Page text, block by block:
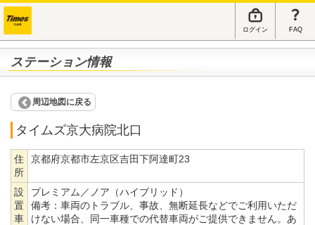
ログイン FAQ
ステーション情報
周辺地図に戻る
タイムズ京大病院北口
住
所
京都府京都市左京区吉田下阿達町23
設
置
車
プレミアム／ノア（ハイブリッド）
備考： 車両のトラブル、事故、無断延長などでご利用いただ
けない場合、同一車種での代替車両がご提供できません。あ